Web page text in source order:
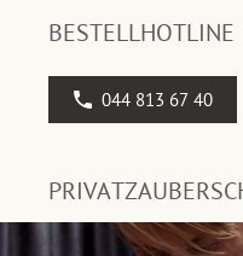
BESTELLHOTLINE
044 813 67 40